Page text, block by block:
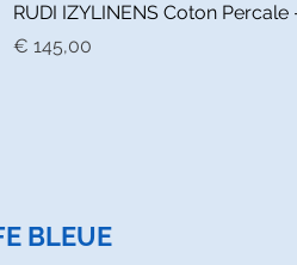
RUDI IZYLINENS Coton
Prijs
€ 145,00
BLEUE